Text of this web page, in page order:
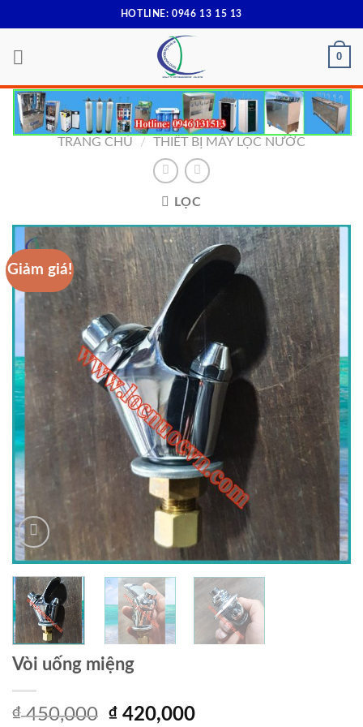
to
content
HOTLINE: 0946 13 15 13
0
TRANG CHỦ / THIẾT BỊ MÁY LỌC NƯỚC
LỌC
Giảm giá!
Vòi uống miệng
₫450,000 Giá
₫ 420,000Giá